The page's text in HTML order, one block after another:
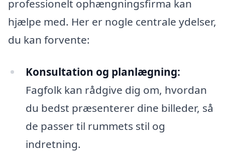
professionelt ophængningsfirma kan
hjælpe med. Her er nogle centrale ydelser,
du kan forvente:
Konsultation og planlægning:
Fagfolk kan rådgive dig om, hvordan
du bedst præsenterer dine billeder, så
de passer til rummets stil og
indretning.